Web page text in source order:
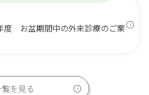
度 お盆期間中の外来診療のご案
覧を見る